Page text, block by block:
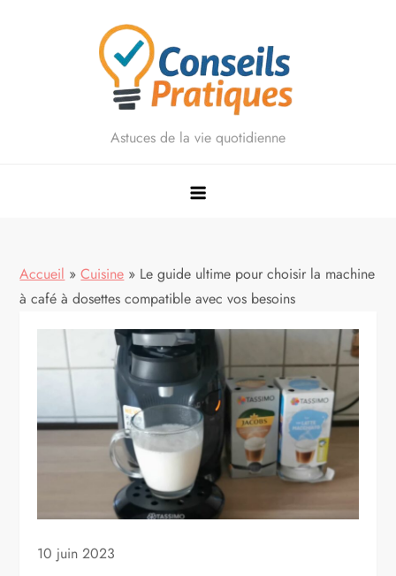
Astuces de la vie quotidienne
Accueil »Cuisine » Le guide ultime pour choisir la machine
à café à dosettes compatible avec vos besoins
10 juin 2023